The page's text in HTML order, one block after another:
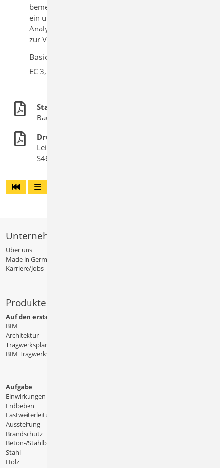
bemessen. Damit steht dem Anwender
ein umfangreiches Programmsystem zur
Analyse von druckbeanspruchten Stäben
zur Verfügung.
Basiert auf den Normen:
EC 3, DIN EN 1993-1-1:2010-12
Stahlbau
BauStatik-Module nach DIN EN 1993-1-1
Druckbeanspruchte Stahl-Bauteile
Leistungsbeschreibung des BauStatik-Moduls
S469 Stahl-Stützensystem, DIN 18800-2 (11/08)
Unternehmen
Über uns
Made in Germany
Karriere/Jobs
Produkte
Auf den ersten Blick
BIM
Architektur
Tragwerksplanung
BIM Tragwerksplanung
Aufgabe
Einwirkungen
Erdbeben
Lastweiterleitung
Aussteifung
Brandschutz
Beton-/Stahlbeton
Stahl
Holz